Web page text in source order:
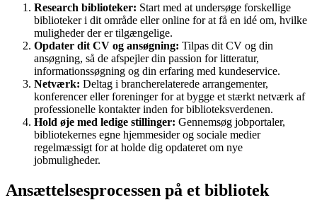
Research biblioteker: Start med at undersøge forskellige
biblioteker i dit område eller online for at få en idé om, hvilke
muligheder der er tilgængelige.
Opdater dit CV og ansøgning: Tilpas dit CV og din
ansøgning, så de afspejler din passion for litteratur,
informationssøgning og din erfaring med kundeservice.
Netværk: Deltag i brancherelaterede arrangementer,
konferencer eller foreninger for at bygge et stærkt netværk af
professionelle kontakter inden for biblioteksverdenen.
Hold øje med ledige stillinger: Gennemsøg jobportaler,
bibliotekernes egne hjemmesider og sociale medier
regelmæssigt for at holde dig opdateret om nye
jobmuligheder.
Ansættelsesprocessen på et bibliotek